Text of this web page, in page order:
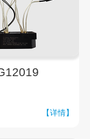
【详情】